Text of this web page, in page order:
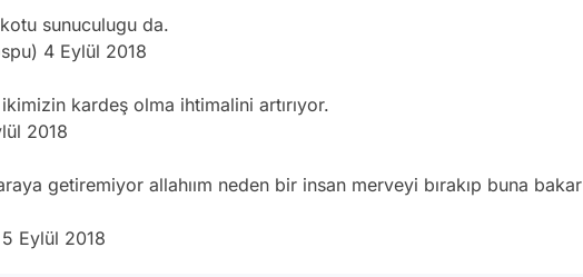
sunuculugu da.
4 Eylül 2018
ikimizin kardeş olma ihtimalini artırıyor.
2018
getiremiyor allahıım neden bir insan merveyi bırakıp buna bakar
5 Eylül 2018